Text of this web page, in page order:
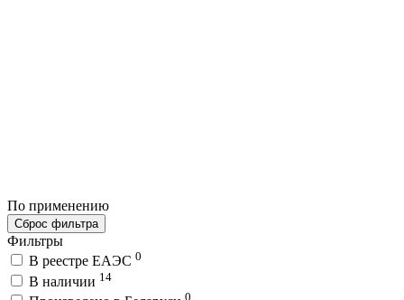
По применению
Сброс фильтра
Фильтры
В реестре ЕАЭС 0
В наличии 14
0